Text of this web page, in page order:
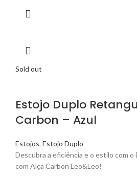
Sold out
Estojo Duplo
Carbon – Azul
Estojos, Estojo Duplo
Descubra a eficiência e o estilo com
com Alça Carbon Leo&Leo!